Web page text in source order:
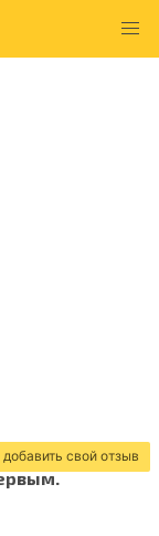
добавить свой отзыв